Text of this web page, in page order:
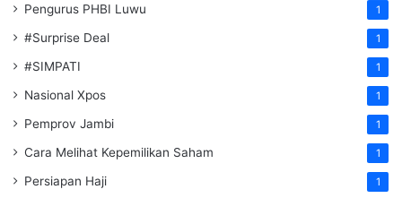
Pengurus PHBI Luwu 1
#Surprise Deal 1
#SIMPATI 1
Nasional Xpos 1
Pemprov Jambi 1
Cara Melihat Kepemilikan Saham 1
Persiapan Haji 1